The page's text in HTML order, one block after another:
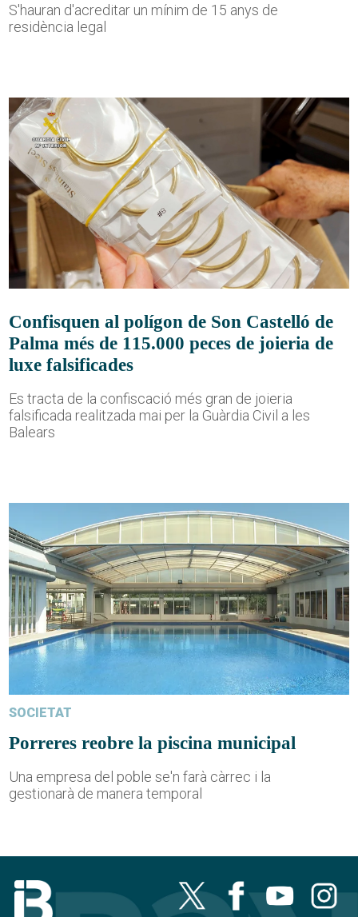
S'hauran d'acreditar un mínim de 15 anys de
residència legal
Confisquen al polígon de Son Castelló de
Palma més de 115.000 peces de joieria de
luxe falsificades
Es tracta de la confiscació més gran de joieria
falsificada realitzada mai per la Guàrdia Civil a les
Balears
SOCIETAT
Porreres reobre la piscina municipal
Una empresa del poble se'n farà càrrec i la
gestionarà de manera temporal